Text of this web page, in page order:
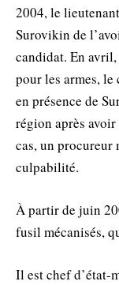
2004, le
Surovikin de
candidat. En
pour les armes,
en présence de
région après
cas, un procureur
culpabilité.
À partir de juin
fusil mécanisés,
Il est chef d’état-